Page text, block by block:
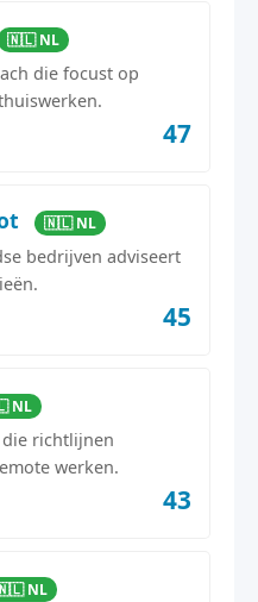
🇳🇱 NL
die focust op
47
🇳🇱 NL
bedrijven adviseert
45
NL
richtlijnen
werken.
43
NL